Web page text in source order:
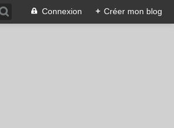
Connexion + Créer mon blog